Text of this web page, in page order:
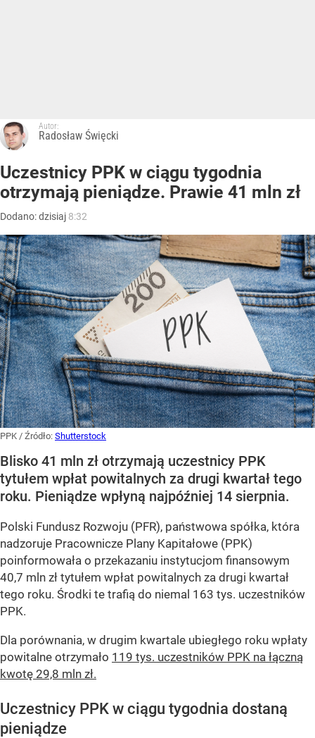
Autor:
Radosław Święcki
Uczestnicy PPK w ciągu tygodnia
otrzymają pieniądze. Prawie 41 mln zł
Dodano:dzisiaj 8:32
PPK / Źródło: Shutterstock
Blisko 41 mln zł otrzymają uczestnicy PPK
tytułem wpłat powitalnych za drugi kwartał tego
roku. Pieniądze wpłyną najpóźniej 14 sierpnia.
Polski Fundusz Rozwoju (PFR), państwowa spółka, która
nadzoruje Pracownicze Plany Kapitałowe (PPK)
poinformowała o przekazaniu instytucjom finansowym
40,7 mln zł tytułem wpłat powitalnych za drugi kwartał
tego roku. Środki te trafią do niemal 163 tys. uczestników
PPK.
Dla porównania, w drugim kwartale ubiegłego roku wpłaty
powitalne otrzymało 119 tys. uczestników PPK na łączną
kwotę 29,8 mln zł.
Uczestnicy PPK w ciągu tygodnia dostaną
pieniądze